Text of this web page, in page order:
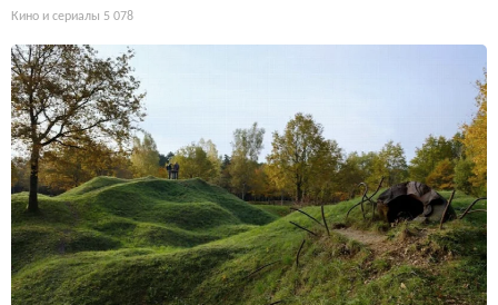
Кино и сериалы 5 078